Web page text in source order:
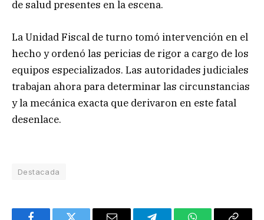
de salud presentes en la escena.
La Unidad Fiscal de turno tomó intervención en el
hecho y ordenó las pericias de rigor a cargo de los
equipos especializados. Las autoridades judiciales
trabajan ahora para determinar las circunstancias
y la mecánica exacta que derivaron en este fatal
desenlace.
Destacada